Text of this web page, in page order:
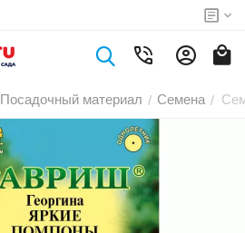
Посадочный материал / Семена /